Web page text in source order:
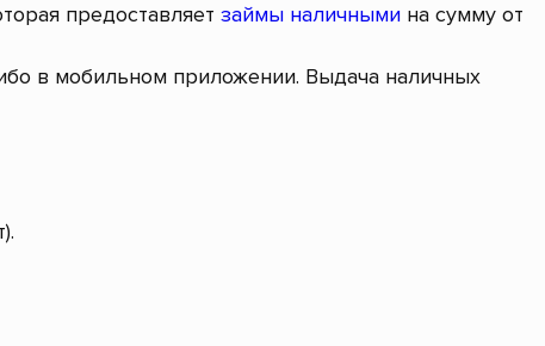
предоставляет займы наличными на сумму от
в мобильном приложении. Выдача наличных